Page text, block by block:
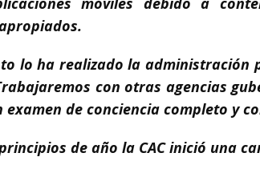
lo ha realizado la administración
con otras agencias
examen de conciencia completo y
de año la CAC inició una